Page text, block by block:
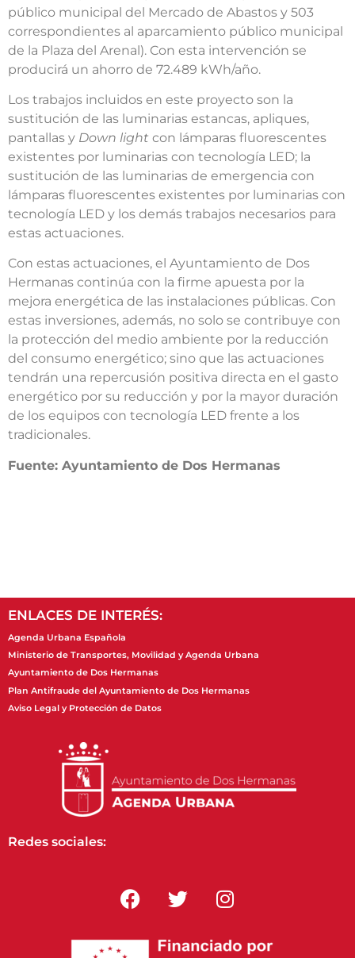
público municipal del Mercado de Abastos y 503
correspondientes al aparcamiento público municipal
de la Plaza del Arenal). Con esta intervención se
producirá un ahorro de 72.489 kWh/año.
Los trabajos incluidos en este proyecto son la
sustitución de las luminarias estancas, apliques,
pantallas y Down light con lámparas fluorescentes
existentes por luminarias con tecnología LED; la
sustitución de las luminarias de emergencia con
lámparas fluorescentes existentes por luminarias con
tecnología LED y los demás trabajos necesarios para
estas actuaciones.
Con estas actuaciones, el Ayuntamiento de Dos
Hermanas continúa con la firme apuesta por la
mejora energética de las instalaciones públicas. Con
estas inversiones, además, no solo se contribuye con
la protección del medio ambiente por la reducción
del consumo energético; sino que las actuaciones
tendrán una repercusión positiva directa en el gasto
energético por su reducción y por la mayor duración
de los equipos con tecnología LED frente a los
tradicionales.
Fuente: Ayuntamiento de Dos Hermanas
ENLACES DE INTERÉS:
Agenda Urbana Española
Ministerio de Transportes, Movilidad y Agenda Urbana
Ayuntamiento de Dos Hermanas
Plan Antifraude del Ayuntamiento de Dos Hermanas
Aviso Legal y Protección de Datos
Redes sociales: